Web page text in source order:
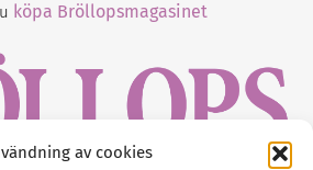
av cookies
köpa Bröllopsmagasinet